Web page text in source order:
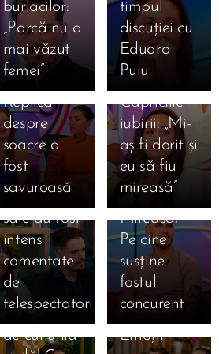
burlacilor:
„Parcă nu a
mai văzut
femei”
timpul
discuției cu
Eduard
Puiu
Daniela să
râdă în
hohote la
Mireasa.
Replica
despre
soacre a
fost
savuroasă
Claudia a
izbucnit în
lacrimi la
Mireasa.
Capriciile
iubirii: „Mi-
aș fi dorit și
eu să fiu
mireasă”
15.07.2026
Daniel,
mesaj dur
pentru
Claudia!
Declarațiile
sale au fost
intens
comentate
de
telespectatori
15.07.2026
Marian și-a
ales
favoriții
pentru
marea
finală
Mireasa!
Pe cine
susține
fostul
concurent
15.07.2026
Giulia și
Alexandru,
la un pas
de cununia
15.07.2026
Ema și
Alan, la o
zi de
cununia
civilă!
Emoții
15.07.2026
Claudia a
15.07.2026
Claudia,
salvată